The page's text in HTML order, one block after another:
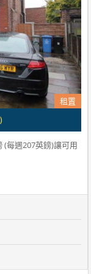
租置
(每週207英鎊)讓可用